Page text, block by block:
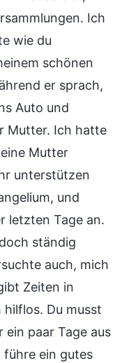
Ich
wie du
schönen
er sprach,
Auto und
Mutter. Ich hatte
Mutter
unterstützen
und
letzten Tage an.
ständig
auch, mich
Zeiten in
hilflos. Du musst
ein paar Tage aus
führe ein gutes